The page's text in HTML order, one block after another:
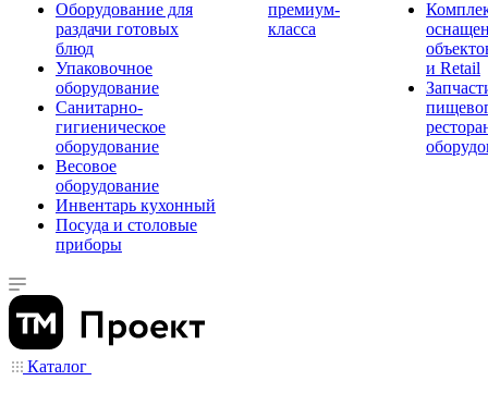
Оборудование для
раздачи готовых
блюд
Упаковочное
оборудование
Санитарно-
гигиеническое
оборудование
Весовое
оборудование
Инвентарь кухонный
Посуда и столовые
приборы
премиум-
класса
и Retail
Каталог